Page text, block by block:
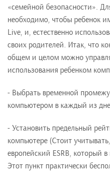
«семейной безопасности».
необходимо, чтобы ребенок
Live, и, естественно
своих родителей. Итак, что
общем и целом можно
использования ребенком
- Выбрать временной
компьютером в каждый из
- Установить предельный
компьютере (Стоит
европейский ESRB, который
Этот пункт практически